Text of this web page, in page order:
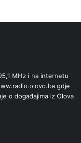
MHz i na internetu
gdje
o događajima iz Olova